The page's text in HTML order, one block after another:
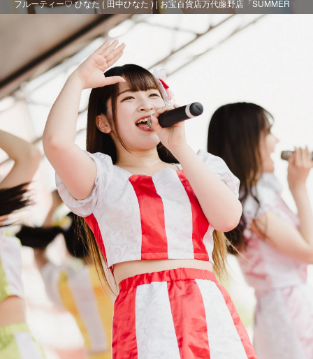
フルーティー♡ ひなた ( 田中ひなた ) | お宝百貨店万代藤野店「SUMMER
FESTIVAL 2021」1日目